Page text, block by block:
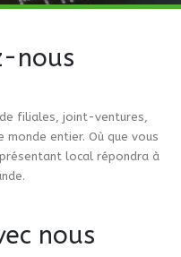
nous
filiales, joint-ventures,
entier. Où que vous
local répondra à
nous